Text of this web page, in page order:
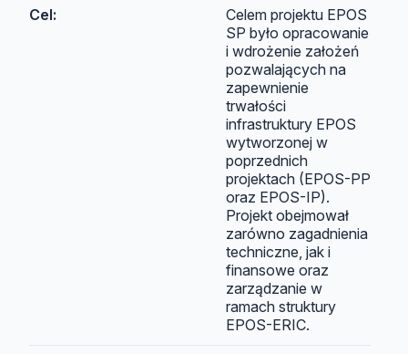
Cel:
Celem projektu EPOS
SP było opracowanie
i wdrożenie założeń
pozwalających na
zapewnienie
trwałości
infrastruktury EPOS
wytworzonej w
poprzednich
projektach (EPOS-PP
oraz EPOS-IP).
Projekt obejmował
zarówno zagadnienia
techniczne, jak i
finansowe oraz
zarządzanie w
ramach struktury
EPOS-ERIC.